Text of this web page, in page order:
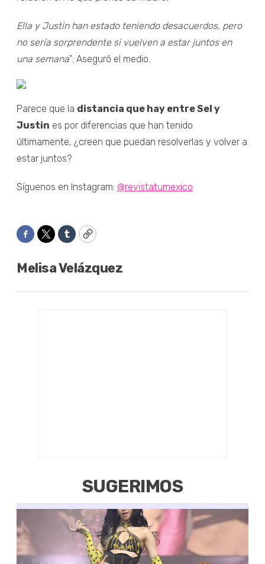
Ella y Justin han estado teniendo desacuerdos, pero
no sería sorprendente si vuelven a estar juntos en
una semana": Aseguró el medio.
Parece que la distancia que hay entre Sel y
Justin es por diferencias que han tenido
últimamente, ¿creen que puedan resolverlas y volver a
estar juntos?
Síguenos en Instagram: @revistatumexico
Facebook
TwitterTumblrCopy
Melisa Velázquez
SUGERIMOS